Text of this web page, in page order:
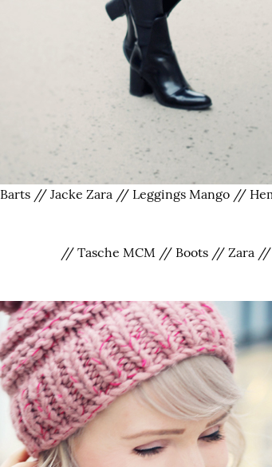
Barts // Jacke Zara // Leggings Mango //
// Tasche MCM // Boots // Zara //